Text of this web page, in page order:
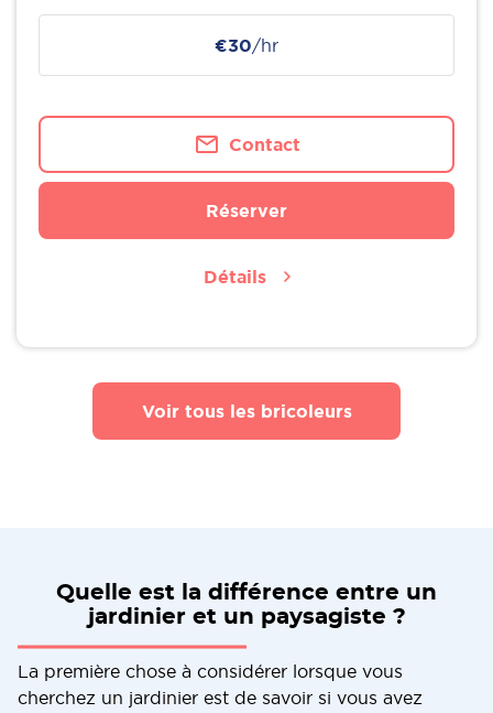
€30/hr
Contact
Réserver
Détails
Voir tous les bricoleurs
Quelle est la différence entre un
jardinier et un paysagiste ?
La première chose à considérer lorsque vous
cherchez un jardinier est de savoir si vous avez